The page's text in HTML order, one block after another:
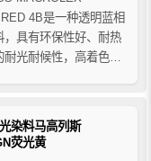
4B是一种透明蓝相
，具有环保性好、耐热
光耐候性，高着色强
、SAN、PMMA、
、ABS和A...
染料马高列斯
荧光黄